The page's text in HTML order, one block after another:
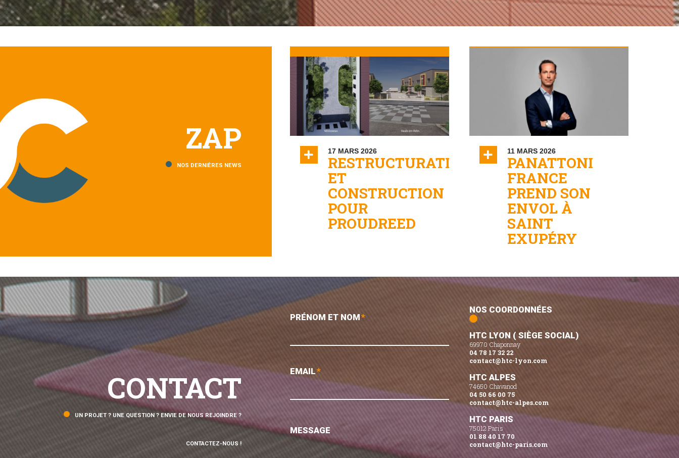
ZAP
NOS DERNIÈRES NEWS
17 MARS 2026
RESTRUCTURATION
ET
CONSTRUCTION
POUR
PROUDREED
11 MARS 2026
PANATTONI
FRANCE
PREND SON
ENVOL À
SAINT
EXUPÉRY
CONTACT
UN PROJET ? UNE QUESTION ? ENVIE DE NOUS REJOINDRE ?
CONTACTEZ-NOUS !
PRÉNOM ET NOM*
EMAIL*
MESSAGE
NOS COORDONNÉES
HTC LYON ( SIÈGE SOCIAL)
69970 Chaponnay
04 78 17 32 22
contact@htc-lyon.com
HTC ALPES
74650 Chavanod
04 50 66 00 75
contact@htc-alpes.com
HTC PARIS
75012 Paris
01 88 40 17 70
contact@htc-paris.com